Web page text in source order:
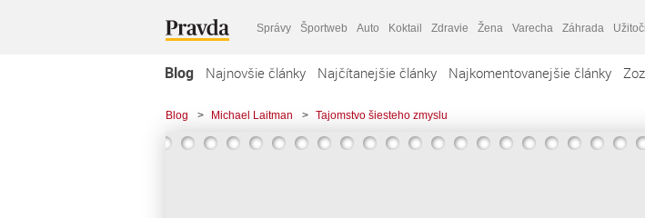
Správy Športweb Auto Koktail Zdravie Žena Varecha Záhrada
Blog Najnovšie články Najčítanejšie články Najkomentovanejšie články
Blog > Michael Laitman > Tajomstvo šiesteho zmyslu